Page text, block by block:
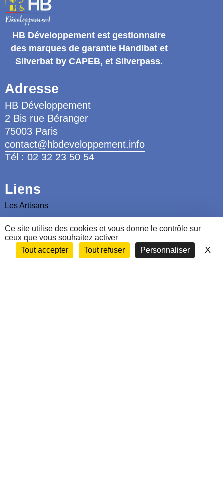
Ce site utilise des cookies et vous donne le contrôle sur
ceux que vous souhaitez activer
Tout accepter
Tout refuser Personnaliser X
HB Développement est gestionnaire
des marques de garantie Handibat et
Silverbat by CAPEB, et Silverpass.
Adresse
HB Développement
2 Bis rue Béranger
75003 Paris
contact@hbdeveloppement.info
Tél : 02 32 23 50 54
Liens
Les Artisans
Nous contacter